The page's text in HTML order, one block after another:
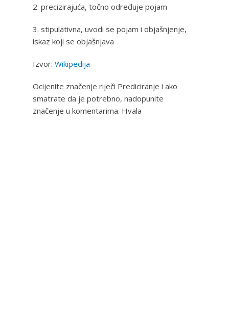
2. precizirajuća, točno određuje pojam
3. stipulativna, uvodi se pojam i objašnjenje,
iskaz koji se objašnjava
Izvor: Wikipedija
Ocijenite značenje riječi Prediciranje i ako
smatrate da je potrebno, nadopunite
značenje u komentarima. Hvala